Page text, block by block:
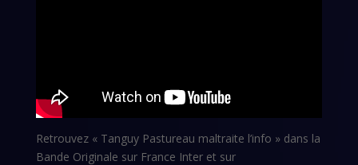
Retrouvez « Tanguy Pastureau maltraite l’info » dans la
Bande Originale sur France Inter et sur